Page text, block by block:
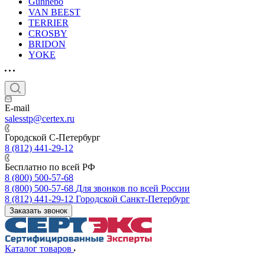
VAN BEEST
TERRIER
CROSBY
BRIDON
YOKE
E-mail
salesstp@certex.ru
Городской С-Петербург
8 (812) 441-29-12
Бесплатно по всей РФ
8 (800) 500-57-68
8 (800) 500-57-68 Для звонков по всей России
8 (812) 441-29-12 Городской Санкт-Петербург
Заказать звонок
Каталог товаров